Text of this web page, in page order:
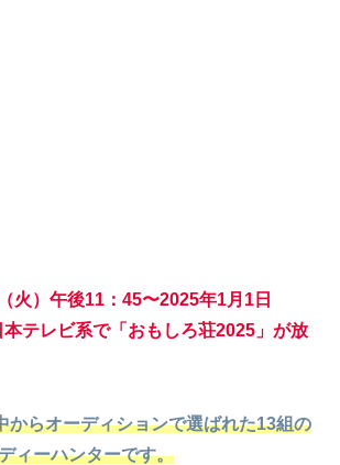
火）午後11：45〜2025年1月1日
本テレビ系で「おもしろ荘2025」が放
からオーディションで選ばれた13組の
ィーハンターです。